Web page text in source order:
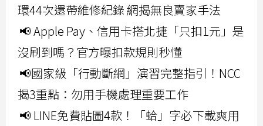
環44次還帶維修紀錄 網揭無良賣家手法
📢 Apple Pay、信用卡搭北捷「只扣1元」是
沒刷到嗎？官方曝扣款規則秒懂
📢國家級「行動斷網」演習完整指引！NCC
揭3重點：勿用手機處理重要工作
📢 LINE免費貼圖4款！「蛤」字必下載爽用